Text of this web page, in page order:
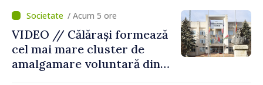
control vamal cu un scanner
performant/ Acum 5 ore
VIDEO // Călărași formează
cel mai mare cluster de
amalgamare voluntară din